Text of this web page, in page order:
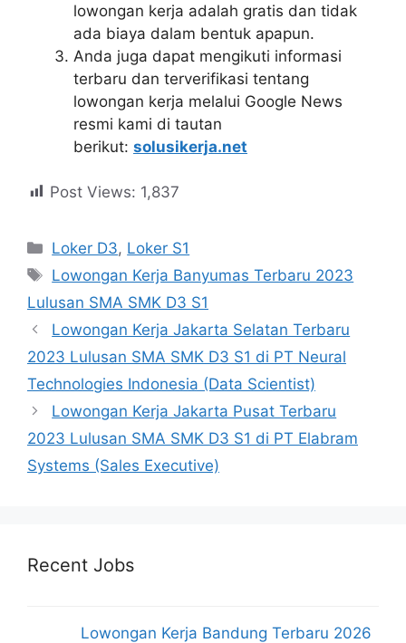
lowongan kerja adalah gratis dan tidak
ada biaya dalam bentuk apapun.
Anda juga dapat mengikuti informasi
terbaru dan terverifikasi tentang
lowongan kerja melalui Google News
resmi kami di tautan
berikut: solusikerja.net
Post Views: 1,837
Kategori
Loker D3, Loker S1
Tag
Lowongan Kerja Banyumas Terbaru 2023
Lulusan SMA SMK D3 S1
Lowongan Kerja Jakarta Selatan Terbaru
2023 Lulusan SMA SMK D3 S1 di PT Neural
Technologies Indonesia (Data Scientist)
Lowongan Kerja Jakarta Pusat Terbaru
2023 Lulusan SMA SMK D3 S1 di PT Elabram
Systems (Sales Executive)
Recent Jobs
Lowongan Kerja Bandung Terbaru 2026